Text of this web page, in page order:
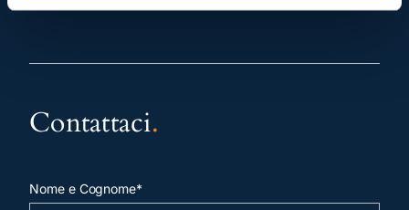
Contattaci.
Nome e Cognome*